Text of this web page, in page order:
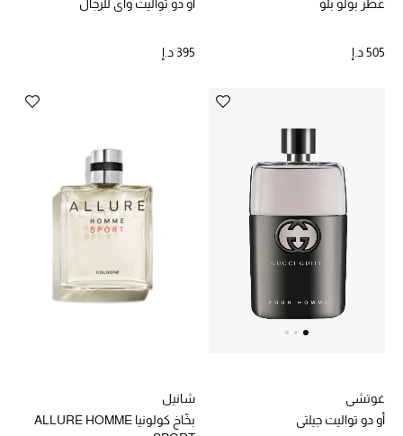
مستلزمات المنزل
تعكس توتيمي فن الأناقة السهلة بقطع أساسية راقية
مصممة لتدوم وتتجاوز صيحات الموسم
عطر بولو بلو
505 د.إ
أو دو تواليت واي للرجال
395 د.إ
غوتشي
أو دو تواليت جيلتي
شانيل
بخّاخ كولونيا ALLURE HOMME